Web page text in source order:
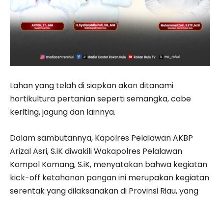
Lahan yang telah di siapkan akan ditanami
hortikultura pertanian seperti semangka, cabe
keriting, jagung dan lainnya.
Dalam sambutannya, Kapolres Pelalawan AKBP
Arizal Asri, S.iK diwakili Wakapolres Pelalawan
Kompol Komang, S.iK, menyatakan bahwa kegiatan
kick-off ketahanan pangan ini merupakan kegiatan
serentak yang dilaksanakan di Provinsi Riau, yang